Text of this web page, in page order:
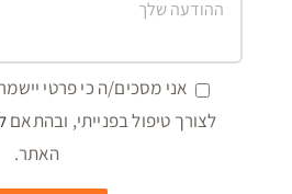
אני מסכים/ה כי פרטי
לצורך טיפול בפנייתי, ובהתאם
האתר.